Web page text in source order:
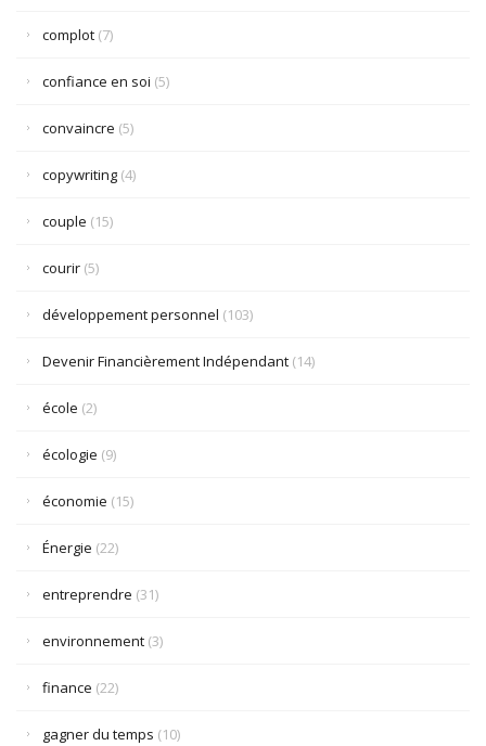
complot (7)
confiance en soi (5)
convaincre (5)
copywriting (4)
couple (15)
courir (5)
développement personnel (103)
Devenir Financièrement Indépendant (14)
école (2)
écologie (9)
économie (15)
Énergie (22)
entreprendre (31)
environnement (3)
finance (22)
gagner du temps (10)